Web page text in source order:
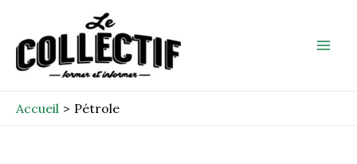
contenu
Accueil Pétrole